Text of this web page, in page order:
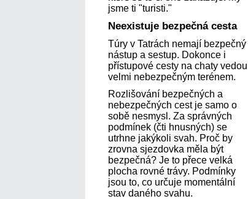
jsme ti "turisti."
Neexistuje bezpečná cesta
Túry v Tatrách nemají bezpečný
nástup a sestup. Dokonce i
přístupové cesty na chaty vedou
velmi nebezpečným terénem.
Rozlišování bezpečných a
nebezpečných cest je samo o
sobě nesmysl. Za správných
podmínek (čti hnusných) se
utrhne jakýkoli svah. Proč by
zrovna sjezdovka měla být
bezpečná? Je to přece velká
plocha rovné trávy. Podmínky
jsou to, co určuje momentální
stav daného svahu.